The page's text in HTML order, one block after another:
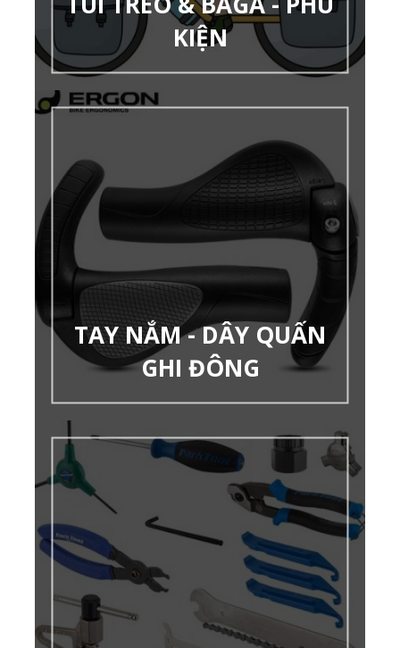
KIỆN
TAY NẮM - DÂY QUẤN
GHI ĐÔNG